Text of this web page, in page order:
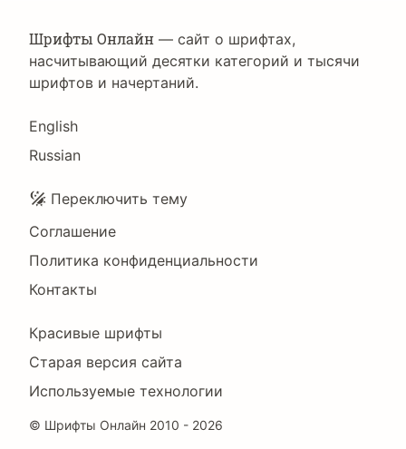
Шрифты Онлайн — сайт о шрифтах,
насчитывающий десятки категорий и тысячи
шрифтов и начертаний.
Language
English
Russian
Подвал
Переключить тему
Соглашение
Политика конфиденциальности
Контакты
Footer
Right
Красивые шрифты
Старая версия сайта
Используемые технологии
© Шрифты Онлайн 2010 - 2026